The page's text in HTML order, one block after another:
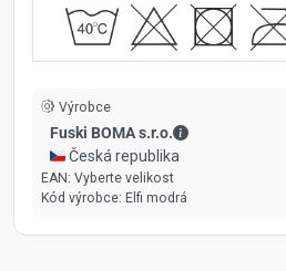
Výrobce
Fuski BOMA s.r.o.
Fuski BOMA
🇨🇿 Česká republika
EAN: Vyberte velikost
Kód výrobce: Elfi modrá